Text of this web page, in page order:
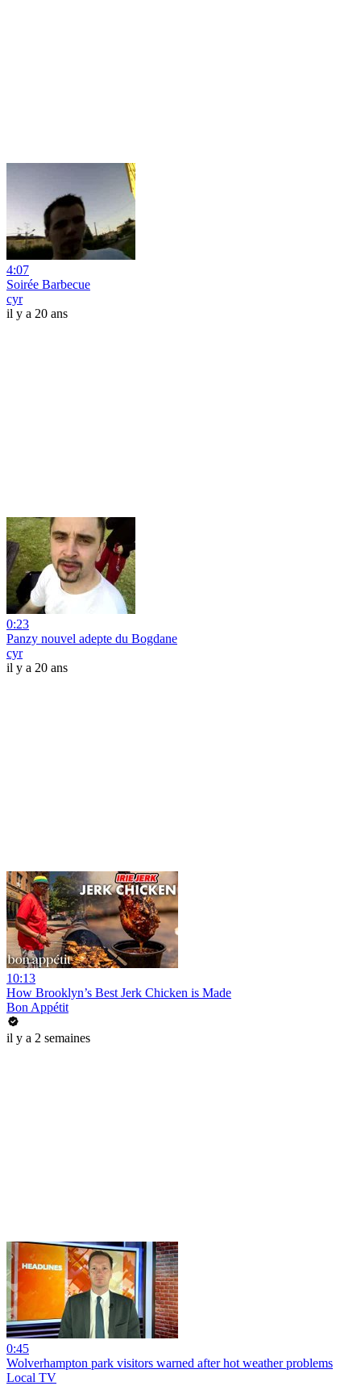
4:07
Soirée Barbecue
cyr
il y a 20 ans
0:23
Panzy nouvel adepte du Bogdane
cyr
il y a 20 ans
10:13
How Brooklyn’s Best Jerk Chicken is Made
Bon Appétit
il y a 2 semaines
0:45
Wolverhampton park visitors warned after hot weather problems
Local TV